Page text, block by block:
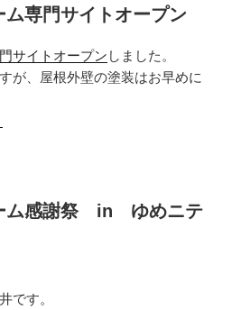
専門サイトオープン
サイトオープン しました。
が、屋根外壁の塗装はお早めに
ム感謝祭 in ゆめニテ
です。